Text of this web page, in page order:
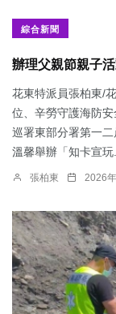
綜合新聞
辦理父親節親子
花東特派員張柏東/
位、辛勞守護海防
巡署東部分署第一
溫馨舉辦「知卡宣玩...
張柏東 2026